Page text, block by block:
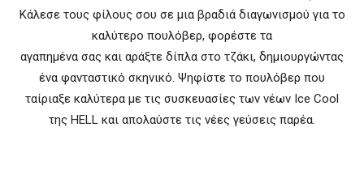
Κάλεσε τους φίλους σου σε μια βραδιά διαγωνισμού για το
καλύτερο πουλόβερ, φορέστε τα
αγαπημένα σας και αράξτε δίπλα στο τζάκι, δημιουργώντας
ένα φανταστικό σκηνικό. Ψηφίστε το πουλόβερ που
ταίριαξε καλύτερα με τις συσκευασίες των νέων Ice Cool
της HELL και απολαύστε τις νέες γεύσεις παρέα.